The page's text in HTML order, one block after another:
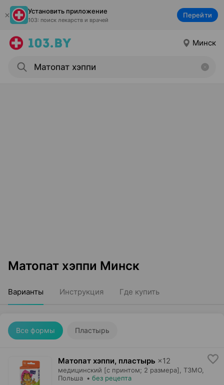
Установить приложение
103: поиск лекарств и врачей
Перейти
Минск
Матопат хэппи Минск
Варианты Инструкция Где купить
Все формы Пластырь
Матопат хэппи, пластырь ×12
медицинский [с принтом; 2 размера], ТЗМО
Польша • без рецепта